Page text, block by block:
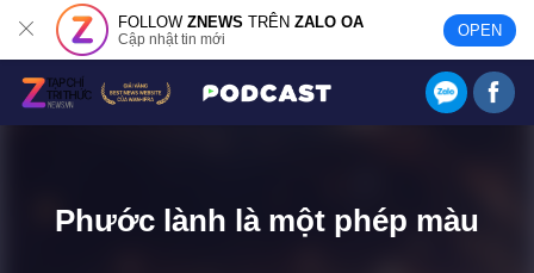
FOLLOWZNEWS TRÊNZALO OA
Cập nhật tin mới OPEN
Phước lành là một phép màu